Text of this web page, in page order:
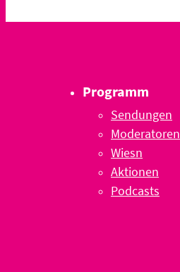
Programm
Sendungen
Moderatoren
Wiesn
Aktionen
Podcasts